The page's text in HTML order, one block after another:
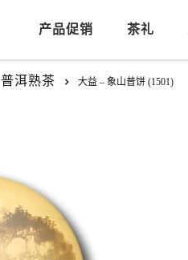
产品促销 茶礼
普洱熟茶 大益 – 象山普饼 (1501)